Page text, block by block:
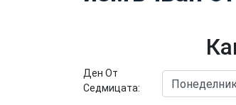
Ден От
Седмицата: